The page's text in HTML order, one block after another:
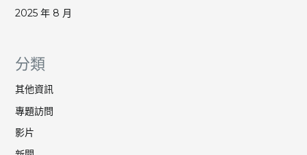
2025 年 8 月
分類
其他資訊
專題訪問
影片